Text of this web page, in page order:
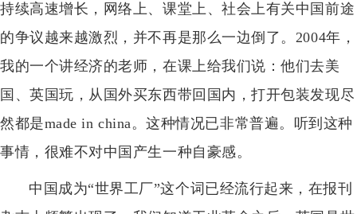
持续高速增长，网络上、课堂上、社会上有关中国前途
的争议越来越激烈，并不再是那么一边倒了。2004年，
我的一个讲经济的老师，在课上给我们说：他们去美
国、英国玩，从国外买东西带回国内，打开包装发现尽
然都是made in china。这种情况已非常普遍。听到这种
事情，很难不对中国产生一种自豪感。
中国成为“世界工厂”这个词已经流行起来，在报刊